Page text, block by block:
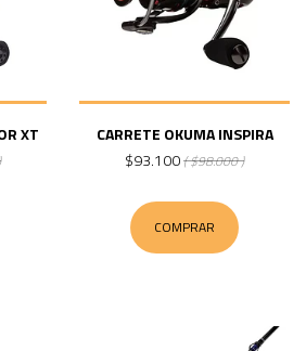
XT
CARRETE OKUMA INSPIRA
$93.100( $98.000 )
COMPRAR